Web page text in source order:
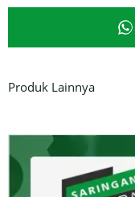
Produk Lainnya